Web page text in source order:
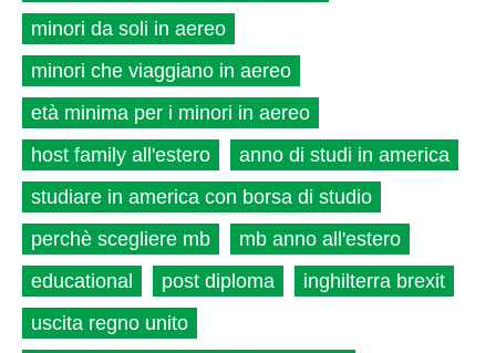
minori da soli in aereo
minori che viaggiano in aereo
età minima per i minori in aereo
host family all'estero
anno di studi in america
studiare in america con borsa di studio
perchè scegliere mb
mb anno all'estero
educational
post diploma
inghilterra brexit
uscita regno unito